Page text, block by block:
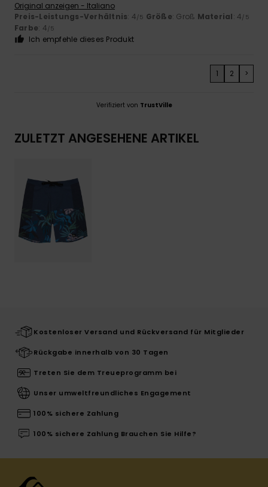
Original anzeigen - Italiano
Preis-Leistungs-Verhältnis: 4/5 Größe: Groß Material: 4/5
Farbe: 4/5
Ich empfehle dieses Produkt
1 2 >
Verifiziert von TrustVille
ZULETZT ANGESEHENE ARTIKEL
Kostenloser Versand und Rückversand für Mitglieder
Rückgabe innerhalb von 30 Tagen
Treten Sie dem Treueprogramm bei
Unser umweltfreundliches Engagement
100% sichere Zahlung
100% sichere Zahlung Brauchen Sie Hilfe?